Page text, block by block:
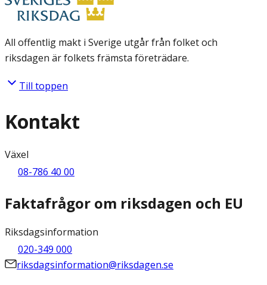
All offentlig makt i Sverige utgår från folket och
riksdagen är folkets främsta företrädare.
Till toppen
Kontakt
Växel
08-786 40 00
Faktafrågor om riksdagen och EU
Riksdagsinformation
020-349 000
riksdagsinformation@riksdagen.se